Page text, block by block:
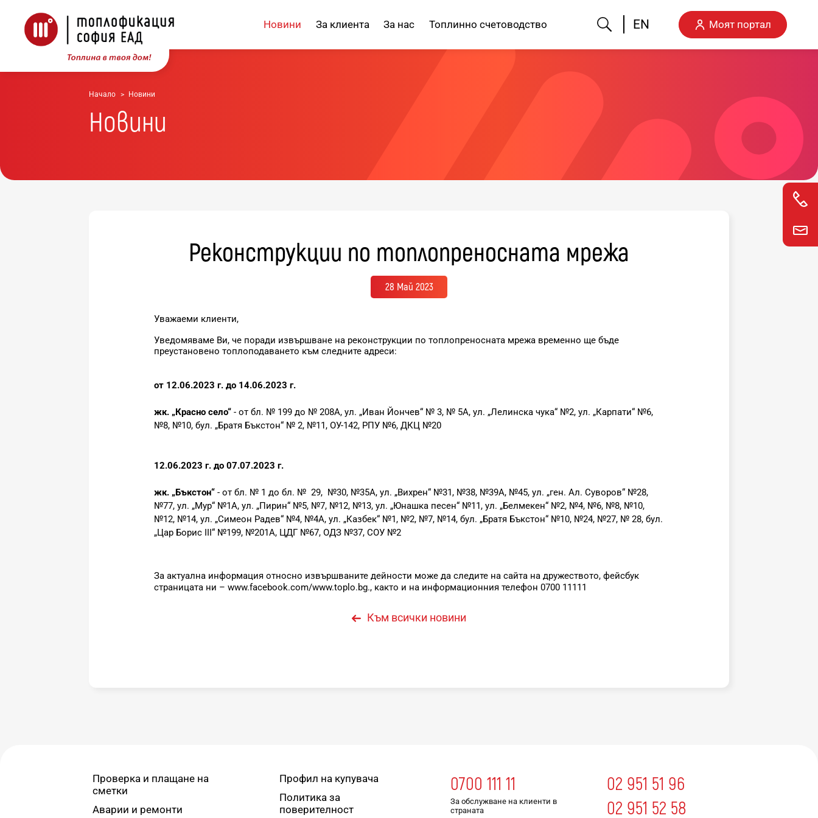
Новини За клиента За нас Топлинно счетоводство ТърсенеEN Моят портал
Начало Новини
Новини
Реконструкции по топлопреносната мрежа
28 Май 2023
Уважаеми клиенти,
Уведомяваме Ви, че поради извършване на реконструкции по топлопреносната мрежа временно ще бъде
преустановено топлоподаването към следните адреси:
от 12.06.2023 г. до 14.06.2023 г.
жк. „Красно село“ - от бл. № 199 до № 208А, ул. „Иван Йончев“ № 3, № 5А, ул. „Лелинска чука“ №2, ул. „Карпати“ №6,
№8, №10, бул. „Братя Бъкстон“ № 2, №11, ОУ-142, РПУ №6, ДКЦ №20
12.06.2023 г. до 07.07.2023 г.
жк. „Бъкстон“ - от бл. № 1 до бл. № 29, №30, №35А, ул. „Вихрен“ №31, №38, №39А, №45, ул. „ген. Ал. Суворов“ №28,
№77, ул. „Мур“ №1А, ул. „Пирин“ №5, №7, №12, №13, ул. „Юнашка песен“ №11, ул. „Белмекен“ №2, №4, №6, №8, №10,
№12, №14, ул. „Симеон Радев“ №4, №4А, ул. „Казбек“ №1, №2, №7, №14, бул. „Братя Бъкстон“ №10, №24, №27, № 28, бул.
„Цар Борис III“ №199, №201А, ЦДГ №67, ОДЗ №37, СОУ №2
За актуална информация относно извършваните дейности може да следите на сайта на дружеството, фейсбук
страницата ни – www.facebook.com/www.toplo.bg., както и на информационния телефон 0700 11111
Към всички новини
Проверка и плащане на
сметки
Аварии и ремонти
Профил на купувача
Политика за
поверителност
0700 111 11
За обслужване на клиенти в
страната
02 951 51 96
02 951 52 58